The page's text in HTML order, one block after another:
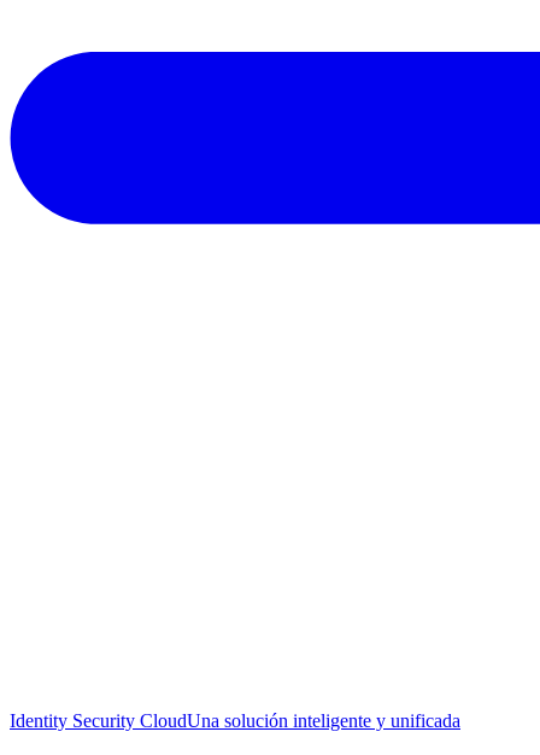
Identity Security CloudUna solución inteligente y unificada